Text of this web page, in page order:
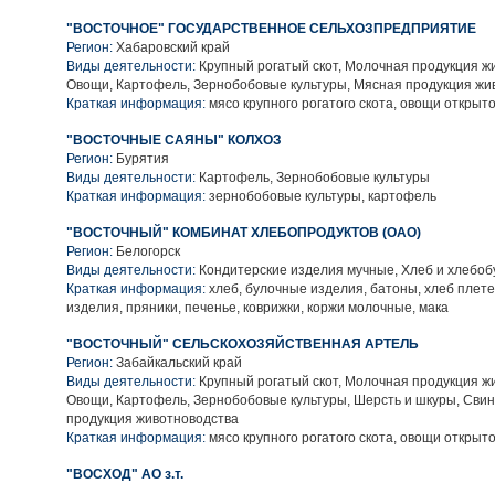
"ВОСТОЧНОЕ" ГОСУДАРСТВЕННОЕ СЕЛЬХОЗПРЕДПРИЯТИЕ
Регион: Хабаровский край
Виды деятельности: Крупный рогатый скот, Молочная продукция
Овощи, Картофель, Зернобобовые культуры, Мясная продукция
Краткая информация: мясо крупного рогатого скота, овощи
"ВОСТОЧНЫЕ САЯНЫ" КОЛХОЗ
Регион: Бурятия
Виды деятельности: Картофель, Зернобобовые культуры
Краткая информация: зернобобовые культуры, картофель
"ВОСТОЧНЫЙ" КОМБИНАТ ХЛЕБОПРОДУКТОВ (ОАО)
Регион: Белогорск
Виды деятельности: Кондитерские изделия мучные, Хлеб и
Краткая информация: хлеб, булочные изделия, батоны, хлеб
изделия, пряники, печенье, коврижки, коржи молочные, мака
"ВОСТОЧНЫЙ" СЕЛЬСКОХОЗЯЙСТВЕННАЯ АРТЕЛЬ
Регион: Забайкальский край
Виды деятельности: Крупный рогатый скот, Молочная продукция
Овощи, Картофель, Зернобобовые культуры, Шерсть и шкуры,
продукция животноводства
Краткая информация: мясо крупного рогатого скота, овощи
"ВОСХОД" АО з.т.